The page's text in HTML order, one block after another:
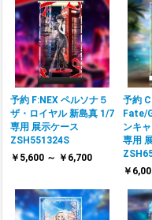
予約 F:NEX ペルソナ５
ザ・ロイヤル 新島真 1/7
専用 展示ケース
ZSH551324S
￥5,600 ～ ￥6,700
予約
Fate/
ンキ
専用
￥